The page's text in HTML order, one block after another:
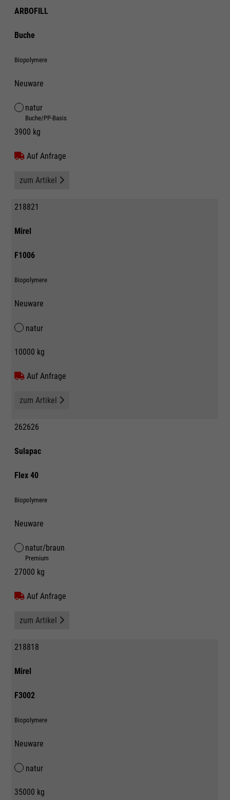
ARBOFILL
Buche
Biopolymere
Neuware
natur
Buche/PP-Basis
3900 kg
Auf Anfrage
zum Artikel
218821
Mirel
F1006
Biopolymere
Neuware
natur
10000 kg
Auf Anfrage
zum Artikel
262626
Sulapac
Flex 40
Biopolymere
Neuware
natur/braun
Premium
27000 kg
Auf Anfrage
zum Artikel
218818
Mirel
F3002
Biopolymere
Neuware
natur
35000 kg